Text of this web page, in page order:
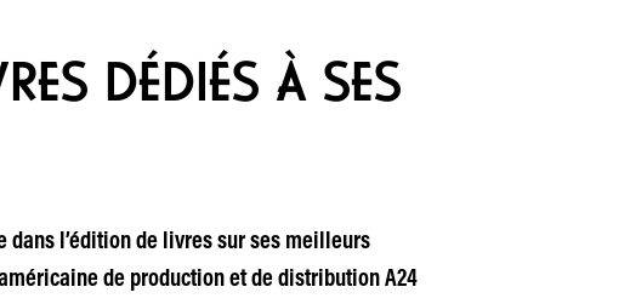
DÉDIÉS À SES
l’édition de livres sur ses meilleurs
de production et de distribution A24